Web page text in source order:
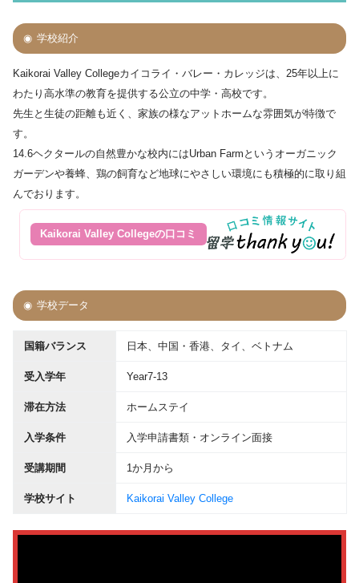
学校紹介
Kaikorai Valley Collegeカイコライ・バレー・カレッジは、25年以上に
わたり高水準の教育を提供する公立の中学・高校です。
先生と生徒の距離も近く、家族の様なアットホームな雰囲気が特徴で
す。
14.6ヘクタールの自然豊かな校内にはUrban Farmというオーガニック
ガーデンや養蜂、鶏の飼育など地球にやさしい環境にも積極的に取り組
んでおります。
Kaikorai Valley Collegeの口コミ
学校データ
国籍バランス 日本、中国・香港、タイ、ベトナム
受入学年 Year7-13
滞在方法 ホームステイ
入学条件 入学申請書類・オンライン面接
受講期間 1か月から
学校サイト Kaikorai Valley College